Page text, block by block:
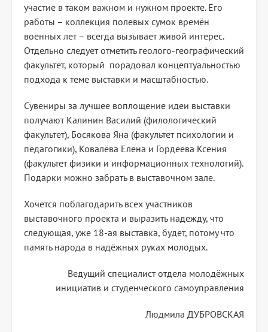
участие в таком важном и нужном проекте. Его
работы – коллекция полевых сумок времён
военных лет – всегда вызывает живой интерес.
Отдельно следует отметить геолого-географический
факультет, который порадовал концептуальностью
подхода к теме выставки и масштабностью.
Сувениры за лучшее воплощение идеи выставки
получают Калинин Василий (филологический
факультет), Босякова Яна (факультет психологии и
педагогики), Ковалёва Елена и Гордеева Ксения
(факультет физики и информационных технологий).
Подарки можно забрать в выставочном зале.
Хочется поблагодарить всех участников
выставочного проекта и выразить надежду, что
следующая, уже 18-ая выставка, будет, потому что
память народа в надёжных руках молодых.
Ведущий специалист отдела молодёжных
инициатив и студенческого самоуправления
Людмила ДУБРОВСКАЯ